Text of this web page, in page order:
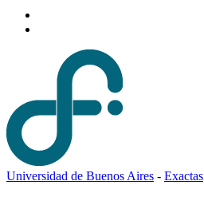
Universidad de Buenos Aires - Exactas